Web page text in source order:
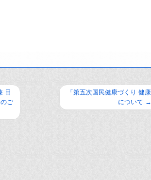
日
ご
「第五次国民健康づくり 健
について →